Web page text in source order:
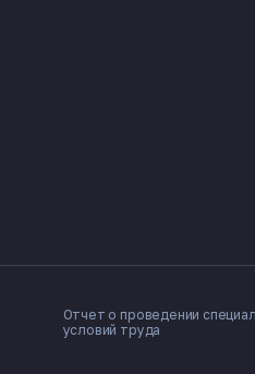
Отчет о проведении
условий труда